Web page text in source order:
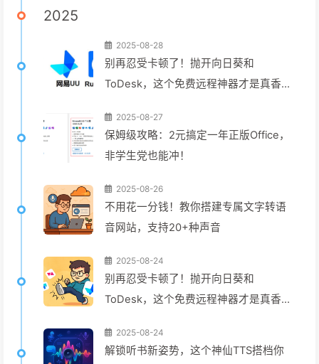
2025
2025-08-28
别再忍受卡顿了！抛开向日葵和
ToDesk，这个免费远程神器才是真香
2025-08-27
保姆级攻略：2元搞定一年正版Office，
非学生党也能冲！
2025-08-26
不用花一分钱！教你搭建专属文字转语
音网站，支持20+种声音
2025-08-24
别再忍受卡顿了！抛开向日葵和
ToDesk，这个免费远程神器才是真香
2025-08-24
解锁听书新姿势，这个神仙TTS搭档你